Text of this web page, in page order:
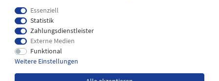
Impressum
Widerrufs­recht
Essenziell
Statistik
Zahlungsdienstleister
Externe Medien
Funktional
Weitere Einstellungen